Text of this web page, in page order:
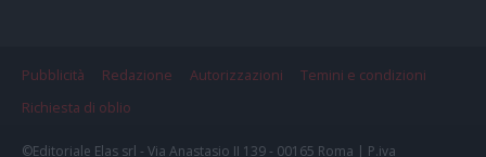
Pubblicità Redazione Autorizzazioni
Temini e condizioni
Richiesta di oblio
©Editoriale Elas srl - Via Anastasio II 139 - 00165 Roma | P.iva